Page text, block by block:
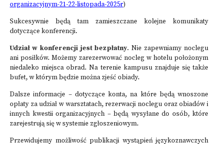
organizacyjnym-21-22-listopada-2025r)
Sukcesywnie będą tam zamieszczane kolejne komunikaty
dotyczące konferencji.
Udział w konferencji jest bezpłatny. Nie zapewniamy noclegu
ani posiłków. Możemy zarezerwować nocleg w hotelu położonym
niedaleko miejsca obrad. Na terenie kampusu znajduje się także
bufet, w którym będzie można zjeść obiady.
Dalsze informacje – dotyczące konta, na które będą wnoszone
opłaty za udział w warsztatach, rezerwacji noclegu oraz obiadów i
innych kwestii organizacyjnych – będą wysyłane do osób, które
zarejestrują się w systemie zgłoszeniowym.
Przewidujemy możliwość publikacji wystąpień językoznawczych